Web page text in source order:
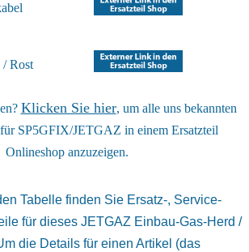
/ Rost
Klicken Sie hier, um alle uns bekannten
SP5GFIX/JETGAZ in einem Ersatzteil
Onlineshop anzuzeigen.
Tabelle finden Sie Ersatz-, Service-
für dieses JETGAZ Einbau-Gas-Herd /
die Details für einen Artikel (das